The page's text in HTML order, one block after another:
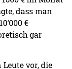
dass man
€
gar
vor, die